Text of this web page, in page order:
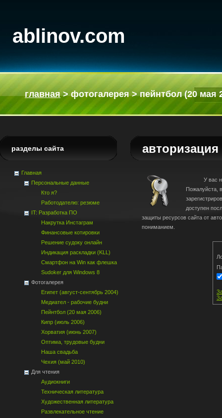
ablinov.com
главная>фотогалерея>пейнтбол (20 мая
У вас
Пожалуйста,
доступен
защиты ресурсов сайта от
пониманием.
разделы сайта
Главная
Персональные данные
Кто я?
Работодателю: резюме
IT: Разработка ПО
Накрутка Инстаграм
Финансовые котировки
Решение судоку онлайн
Индикация раскладки (KLL)
Смартфон на Win как флешка
Sudoker для Windows 8
Фотогалерея
Египет (август-сентябрь 2004)
Медиател - рабочие будни
Пейнтбол (20 мая 2006)
Кипр (июль 2006)
Хорватия (июнь 2007)
Оптима, трудовые будни
Наша свадьба
Чехия (май 2010)
Для чтения
Аудиокниги
Техническая литература
Художественная литература
Развлекательное чтение